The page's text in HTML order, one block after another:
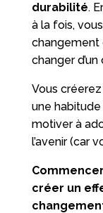
durabilité.
à la fois,
changement
changer
Vous
une
motiver à
l’avenir (car
créer un